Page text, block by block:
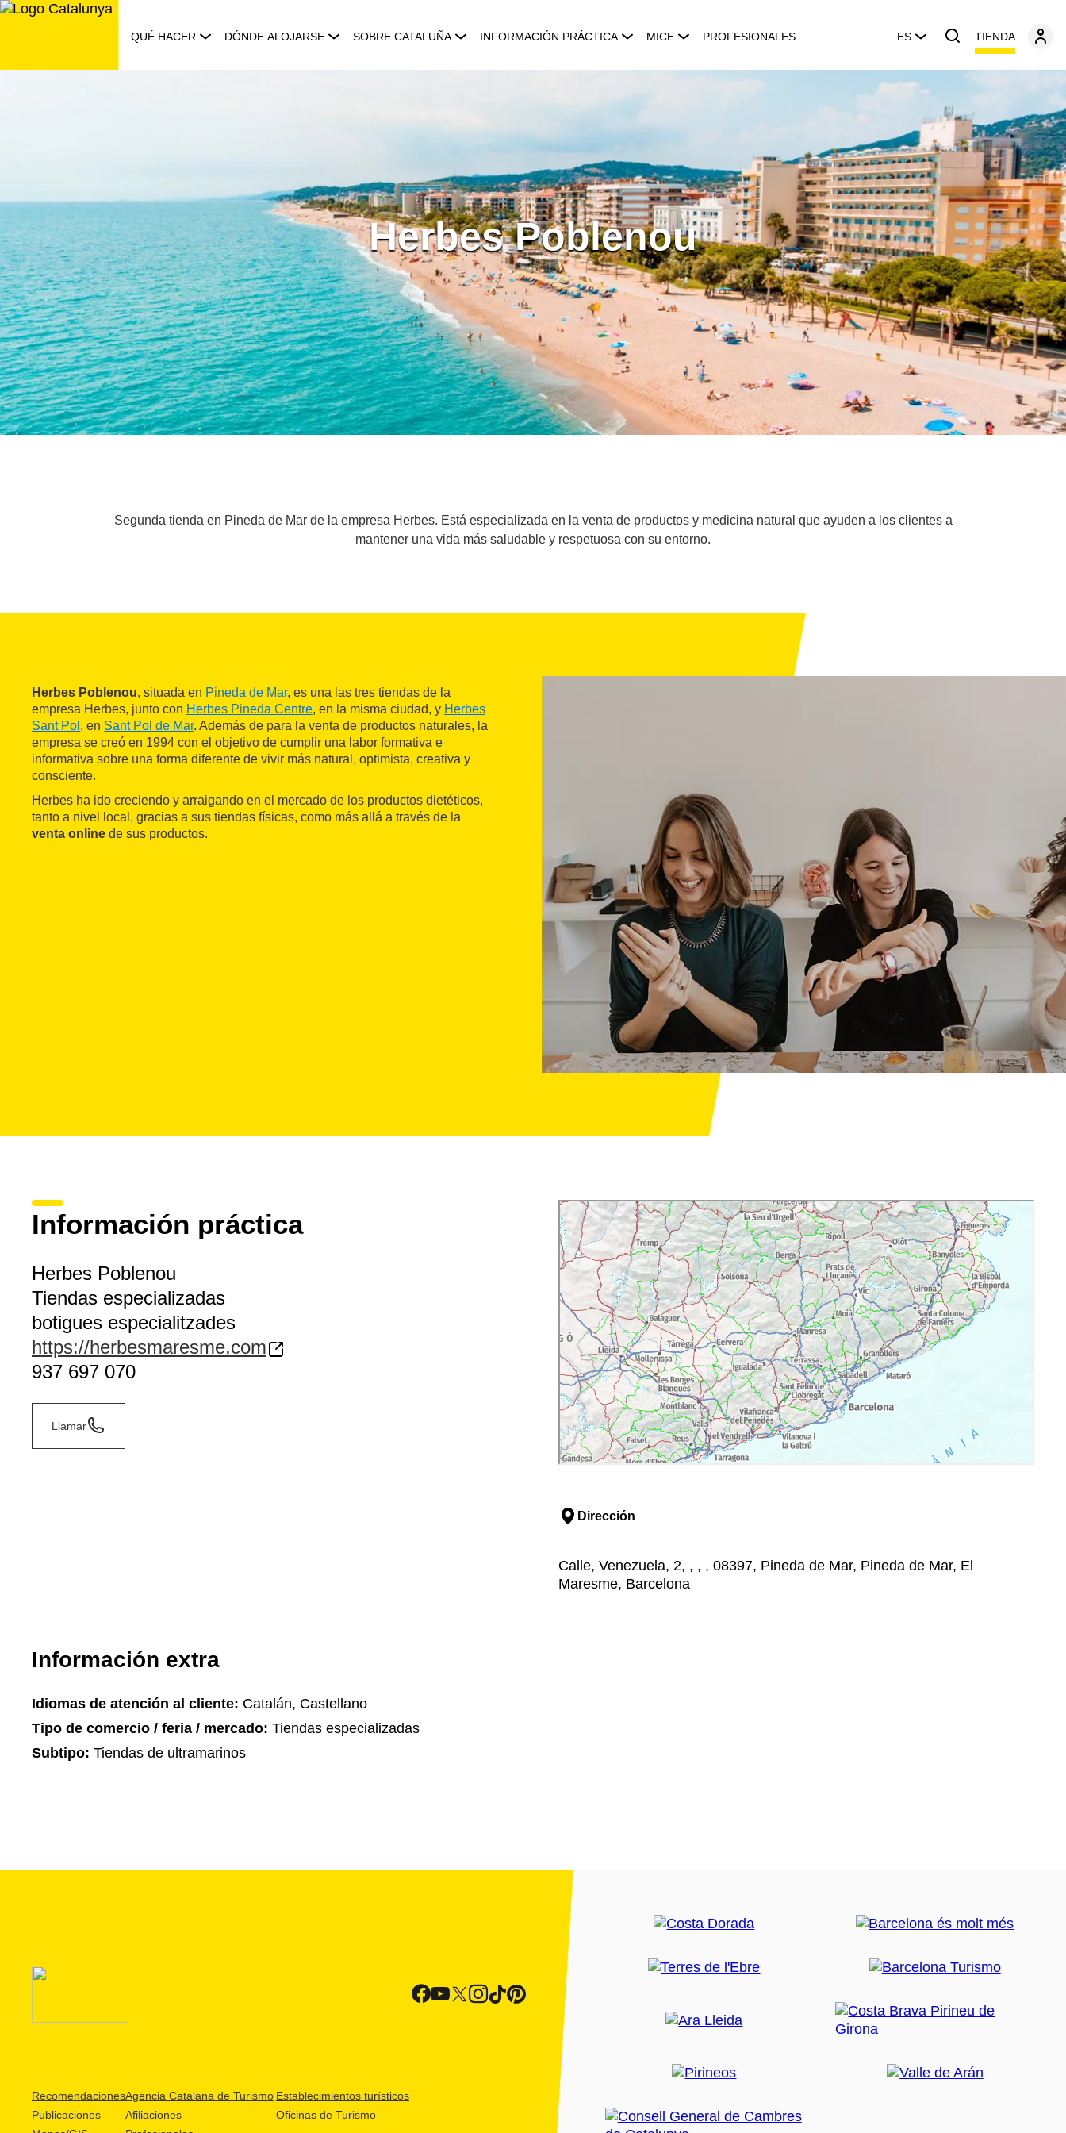
Saltar
QUÉ HACER DÓNDE ALOJARSE SOBRE CATALUÑA INFORMACIÓN PRÁCTICA MICE PROFESIONALES ES TIENDA
Herbes Poblenou
Segunda tienda en Pineda de Mar de la empresa Herbes. Está especializada en la venta de productos y medicina natural que ayuden a los clientes a
mantener una vida más saludable y respetuosa con su entorno.
Herbes Poblenou, situada en Pineda de Mar, es una las tres tiendas de la
empresa Herbes, junto con Herbes Pineda Centre, en la misma ciudad, y Herbes
Sant Pol , en Sant Pol de Mar. Además de para la venta de productos naturales, la
empresa se creó en 1994 con el objetivo de cumplir una labor formativa e
informativa sobre una forma diferente de vivir más natural, optimista, creativa y
consciente.
Herbes ha ido creciendo y arraigando en el mercado de los productos dietéticos,
tanto a nivel local, gracias a sus tiendas físicas, como más allá a través de la
venta online de sus productos.
Información práctica
Herbes Poblenou
Tiendas especializadas
botigues especialitzades
https://herbesmaresme.com
937 697 070
Llamar
Dirección
Calle, Venezuela, 2, , , , 08397, Pineda de Mar, Pineda de Mar, El
Maresme, Barcelona
Información extra
Idiomas de atención al cliente: Catalán, Castellano
Tipo de comercio / feria / mercado: Tiendas especializadas
Subtipo: Tiendas de ultramarinos
Recomendaciones
Publicaciones
Agencia Catalana de Turismo
Afiliaciones
Establecimientos turísticos
Oficinas de Turismo